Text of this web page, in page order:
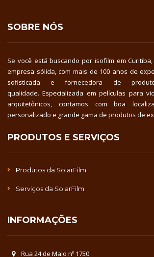
SOBRE NÓS
Se você está buscando por isofilm em
empresa sólida, com mais de 100 anos de
sofisticada e fornecedora de
qualidade. Especializada em películas para
arquitetônicos, contamos com boa
personalizado e grande gama de produtos de
PRODUTOS E SERVIÇOS
Produtos da SolarFilm
Serviços da SolarFilm
INFORMAÇÕES
Rua 24 de Maio nº 1750